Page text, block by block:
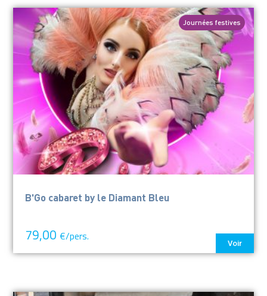
B'Go cabaret by le Diamant Bleu
79,00 €/pers.
Voir
Journées festives